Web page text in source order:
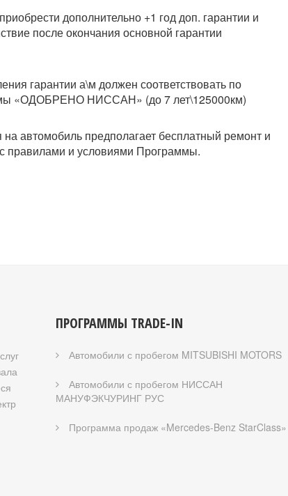
дополнительно +1 год доп. гарантии и
после окончания основной гарантии
гарантии а\м должен соответствовать по
«ОДОБРЕНО НИССАН» (до 7 лет\125000км)
автомобиль предполагает бесплатный ремонт и
с правилами и условиями Программы.
ПРОГРАММЫ TRADE-IN
Автомобили с пробегом MITSUBISHI MOTORS
Автомобили с пробегом НИССАН
МАНУФЭКЧУРИНГ РУС
Программа продаж «Mercedes-Benz StarClass»